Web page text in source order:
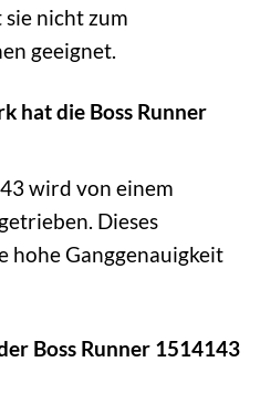
nicht zum
geeignet.
hat die Boss Runner
wird von einem
Dieses
Ganggenauigkeit
Boss Runner 1514143